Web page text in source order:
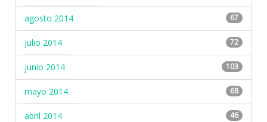
agosto 2014 67
julio 2014 72
junio 2014 103
mayo 2014 68
abril 2014 46